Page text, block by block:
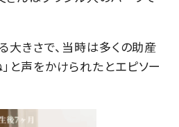
きさで、当時は多くの助産
と声をかけられたとエピソー